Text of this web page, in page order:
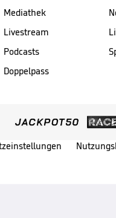
Mediathek
Livestream
Podcasts
Doppelpass